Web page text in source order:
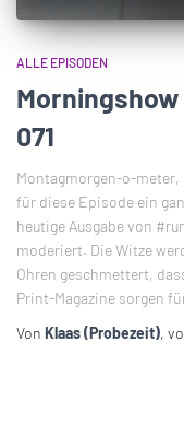
ALLE EPISODEN
071
Montagmorgen-o-meter,
für diese Episode ein
heutige Ausgabe von
moderiert. Die Witze
Ohren geschmettert,
Print-Magazine sorgen
Von Klaas (Probezeit),